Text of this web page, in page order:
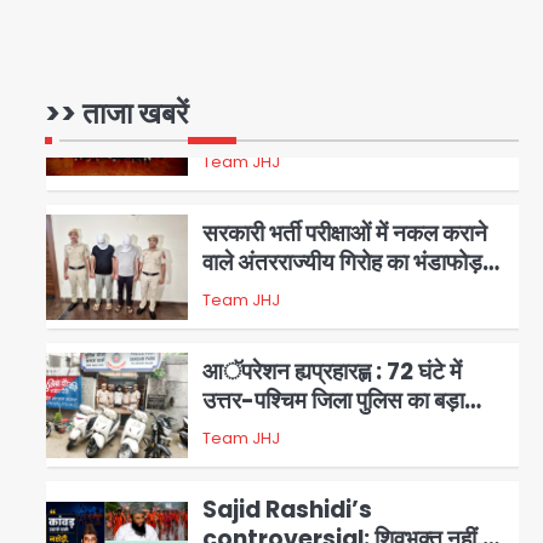
>> ताजा खबरें
2
वाले गिरोह का भंडाफोड़
Team JHJ
3
सरकारी भर्ती परीक्षाओं में नकल कराने
वाले अंतरराज्यीय गिरोह का भंडाफोड़,
मास्टरमाइंड समेत 7 गिरफ्तार
Team JHJ
4
आॅपरेशन ह्यप्रहारह्ण : 72 घंटे में
उत्तर-पश्चिम जिला पुलिस का बड़ा
एक्शन
Team JHJ
Sajid Rashidi’s